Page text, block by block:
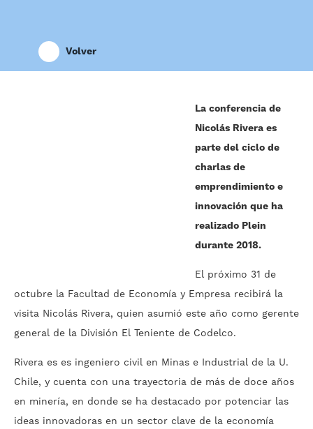
Volver
La conferencia de
Nicolás Rivera es
parte del ciclo de
charlas de
emprendimiento e
innovación que ha
realizado Plein
durante 2018.
El próximo 31 de
octubre la Facultad de Economía y Empresa recibirá la
visita Nicolás Rivera, quien asumió este año como gerente
general de la División El Teniente de Codelco.
Rivera es es ingeniero civil en Minas e Industrial de la U.
Chile, y cuenta con una trayectoria de más de doce años
en minería, en donde se ha destacado por potenciar las
ideas innovadoras en un sector clave de la economía